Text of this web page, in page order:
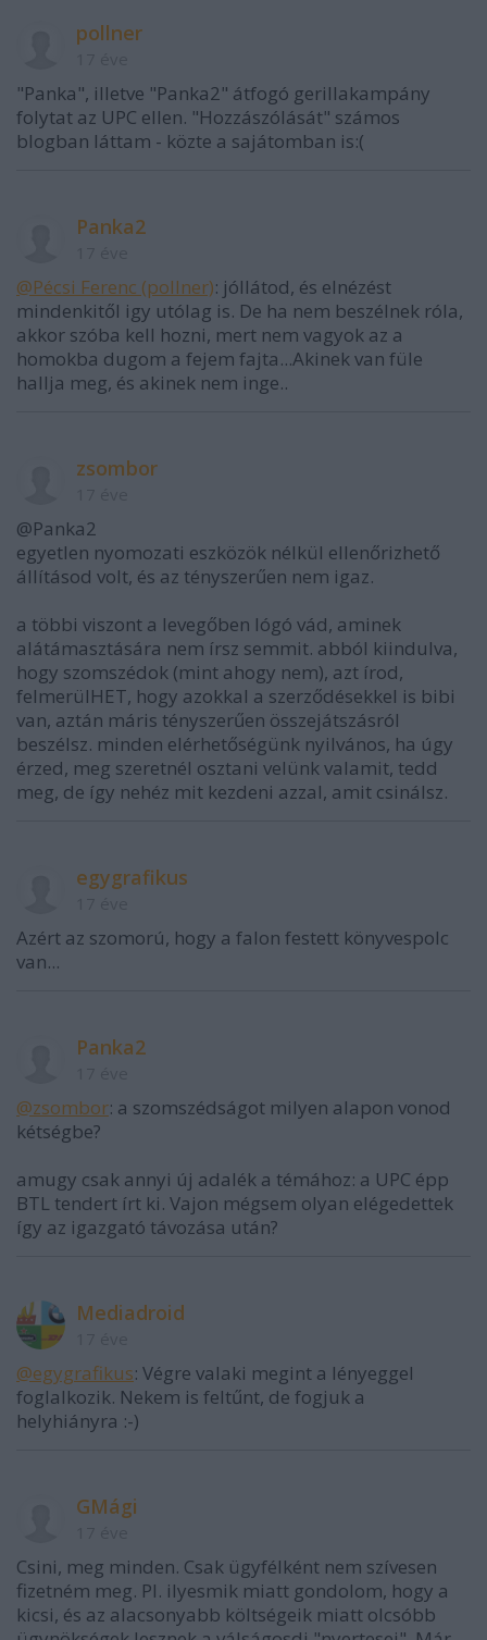
pollner
"Panka", illetve "Panka2" átfogó gerillakampány
folytat az UPC ellen. "Hozzászólását" számos
blogban láttam - közte a sajátomban is:(
Panka2
@Pécsi Ferenc (pollner): jóllátod, és elnézést
mindenkitől igy utólag is. De ha nem beszélnek róla,
akkor szóba kell hozni, mert nem vagyok az a
homokba dugom a fejem fajta...Akinek van füle
hallja meg, és akinek nem inge..
zsombor
@Panka2
egyetlen nyomozati eszközök nélkül ellenőrizhető
állításod volt, és az tényszerűen nem igaz.
a többi viszont a levegőben lógó vád, aminek
alátámasztására nem írsz semmit. abból kiindulva,
hogy szomszédok (mint ahogy nem), azt írod,
felmerülHET, hogy azokkal a szerződésekkel is bibi
van, aztán máris tényszerűen összejátszásról
beszélsz. minden elérhetőségünk nyilvános, ha úgy
érzed, meg szeretnél osztani velünk valamit, tedd
meg, de így nehéz mit kezdeni azzal, amit csinálsz.
egygrafikus
Azért az szomorú, hogy a falon festett könyvespolc
van...
Panka2
@zsombor: a szomszédságot milyen alapon vonod
kétségbe?
amugy csak annyi új adalék a témához: a UPC épp
BTL tendert írt ki. Vajon mégsem olyan elégedettek
így az igazgató távozása után?
Mediadroid
@egygrafikus: Végre valaki megint a lényeggel
foglalkozik. Nekem is feltűnt, de fogjuk a
helyhiányra :-)
GMági
Csini, meg minden. Csak ügyfélként nem szívesen
fizetném meg. Pl. ilyesmik miatt gondolom, hogy a
kicsi, és az alacsonyabb költségeik miatt olcsóbb